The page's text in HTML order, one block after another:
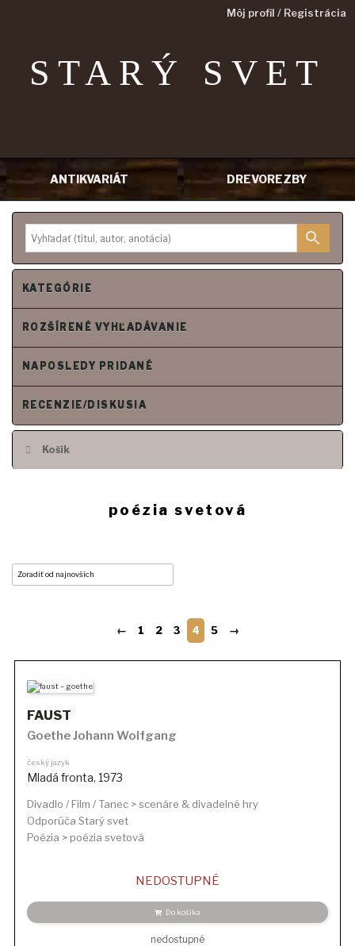
Môj profil / Registrácia
STARÝ SVET
ANTIKVARIÁT DREVOREZBY
na
KATEGÓRIE
ROZŠÍRENÉ VYHĽADÁVANIE
NAPOSLEDY PRIDANÉ
RECENZIE/DISKUSIA
Košík
poézia svetová
← 1 2 3 4 5 →
FAUST
Goethe Johann Wolfgang
český jazyk
Mladá fronta, 1973
Divadlo / Film / Tanec > scenáre & divadelné hry
Odporúča Starý svet
Poézia > poézia svetová
NEDOSTUPNÉ
Do košíka
nedostupné